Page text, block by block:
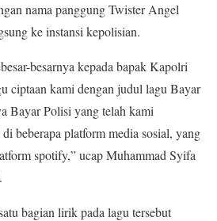
nama panggung Twister Angel
ke instansi kepolisian.
besarnya kepada bapak Kapolri
ciptaan kami dengan judul lagu Bayar
Bayar Polisi yang telah kami
beberapa platform media sosial, yang
spotify,” ucap Muhammad Syifa
bagian lirik pada lagu tersebut